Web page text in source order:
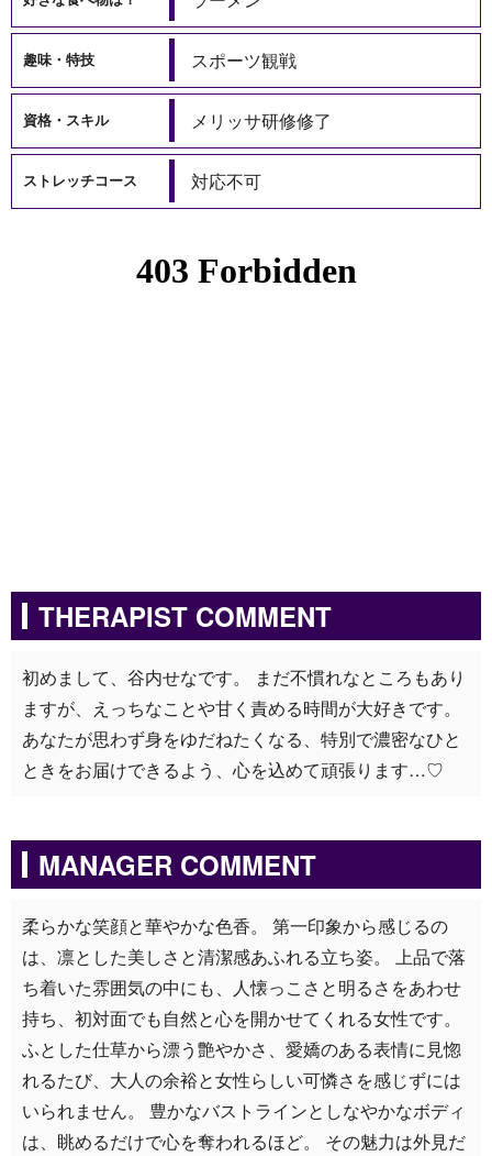
趣味・特技 スポーツ観戦
資格・スキル メリッサ研修修了
ストレッチコース 対応不可
THERAPIST COMMENT
初めまして、谷内せなです。 まだ不慣れなところもあり
ますが、えっちなことや甘く責める時間が大好きです。
あなたが思わず身をゆだねたくなる、特別で濃密なひと
ときをお届けできるよう、心を込めて頑張ります…♡
MANAGER COMMENT
柔らかな笑顔と華やかな色香。 第一印象から感じるの
は、凛とした美しさと清潔感あふれる立ち姿。 上品で落
ち着いた雰囲気の中にも、人懐っこさと明るさをあわせ
持ち、初対面でも自然と心を開かせてくれる女性です。
ふとした仕草から漂う艶やかさ、愛嬌のある表情に見惚
れるたび、大人の余裕と女性らしい可憐さを感じずには
いられません。 豊かなバストラインとしなやかなボディ
は、眺めるだけで心を奪われるほど。 その魅力は外見だ